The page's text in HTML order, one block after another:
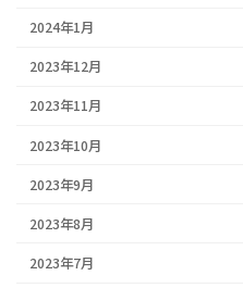
2024年1月
2023年12月
2023年11月
2023年10月
2023年9月
2023年8月
2023年7月